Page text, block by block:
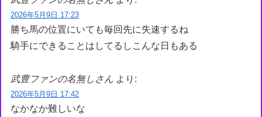
2026年5月9日 17:23
勝ち馬の位置にいても毎回先に失速するね
騎手にできることはしてるしこんな日もある
武豊ファンの名無しさん より:
2026年5月9日 17:42
なかなか難しいな